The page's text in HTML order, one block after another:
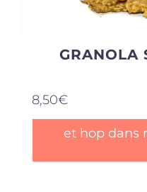
GRANOLA
8,50€
et hop dans